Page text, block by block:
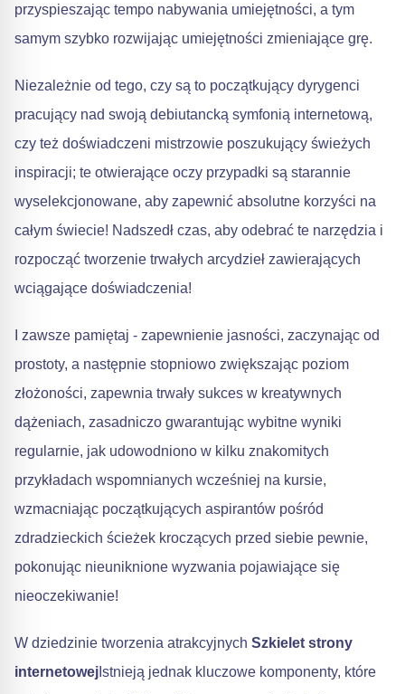
przyspieszając tempo nabywania umiejętności, a tym
samym szybko rozwijając umiejętności zmieniające grę.
Niezależnie od tego, czy są to początkujący dyrygenci
pracujący nad swoją debiutancką symfonią internetową,
czy też doświadczeni mistrzowie poszukujący świeżych
inspiracji; te otwierające oczy przypadki są starannie
wyselekcjonowane, aby zapewnić absolutne korzyści na
całym świecie! Nadszedł czas, aby odebrać te narzędzia i
rozpocząć tworzenie trwałych arcydzieł zawierających
wciągające doświadczenia!
I zawsze pamiętaj - zapewnienie jasności, zaczynając od
prostoty, a następnie stopniowo zwiększając poziom
złożoności, zapewnia trwały sukces w kreatywnych
dążeniach, zasadniczo gwarantując wybitne wyniki
regularnie, jak udowodniono w kilku znakomitych
przykładach wspomnianych wcześniej na kursie,
wzmacniając początkujących aspirantów pośród
zdradzieckich ścieżek kroczących przed siebie pewnie,
pokonując nieuniknione wyzwania pojawiające się
nieoczekiwanie!
W dziedzinie tworzenia atrakcyjnych Szkielet strony
internetowej Istnieją jednak kluczowe komponenty, które